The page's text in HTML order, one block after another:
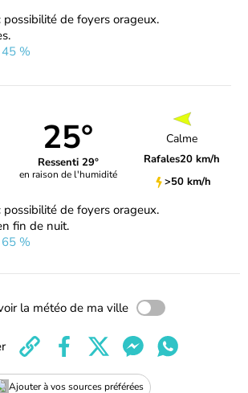
de foyers orageux.
45 %
25°
Ressenti 29°
en raison de l'humidité
Calme
Rafales20 km/h
>50 km/h
de foyers orageux.
fin de nuit.
65 %
la météo de ma ville
Ajouter à vos sources préférées